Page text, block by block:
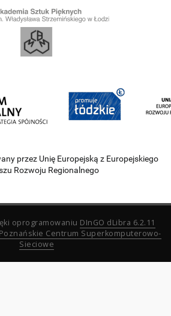
przez Unię Europejską z Europejskiego
Rozwoju Regionalnego
oprogramowaniu DInGO dLibra 6.2.11
Poznańskie Centrum Superkomputerowo-
Sieciowe